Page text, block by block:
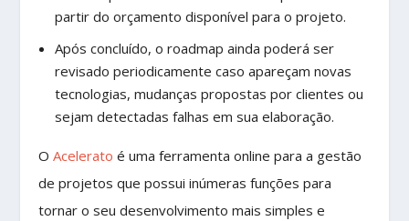
partir do orçamento disponível para o projeto.
Após concluído, o roadmap ainda poderá ser
revisado periodicamente caso apareçam novas
tecnologias, mudanças propostas por clientes ou
sejam detectadas falhas em sua elaboração.
OAcelerato é uma ferramenta online para a gestão
de projetos que possui inúmeras funções para
tornar o seu desenvolvimento mais simples e